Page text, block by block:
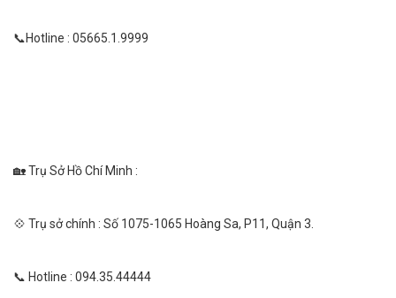
📞Hotline : 05665.1.9999
🏡 Trụ Sở Hồ Chí Minh :
💠 Trụ sở chính : Số 1075-1065 Hoàng Sa, P11, Quận 3.
📞 Hotline : 094.35.44444